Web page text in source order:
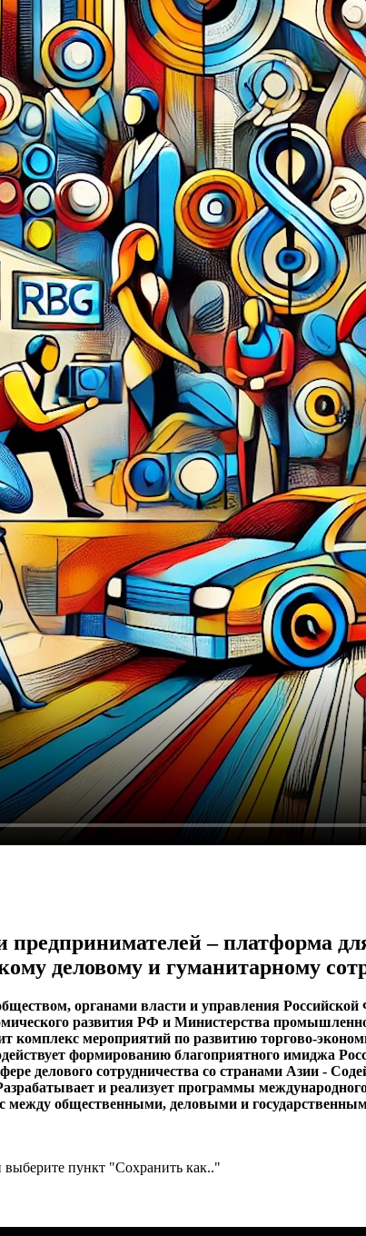
– платформа
деловому и гуманитарному
органами власти и управления
развития РФ и Министерства
комплекс мероприятий по развитию торгово-
формированию благоприятного имиджа
делового сотрудничества со странами Азии -
и реализует программы
общественными, деловыми и
пункт "Сохранить как.."